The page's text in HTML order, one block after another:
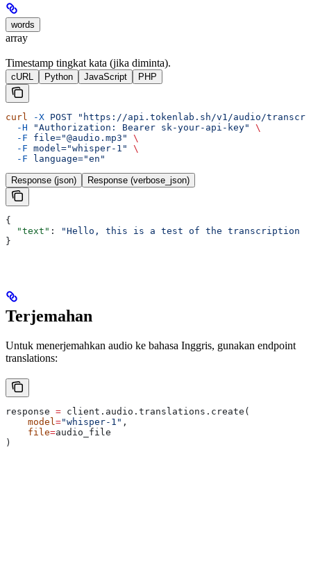
words
array
Timestamp tingkat kata (jika diminta).
cURL Python JavaScript PHP
curl -X POST "https://api.tokenlab.sh/v1/audio/
  -H
"Authorization: Bearer sk-your-api-key"
\
  -F
file="@audio.mp3"
\
  -F
model="whisper-1"
\
  -F
language="en"
Response (json) Response (verbose_json)
{
  "text"
:
"Hello, this is a test of the transcription
}
Terjemahan
Untuk menerjemahkan audio ke bahasa Inggris, gunakan endpoint
translations:
response = client.audio.translations.create(
    model
="whisper-1" ,
    file
=audio_file
)